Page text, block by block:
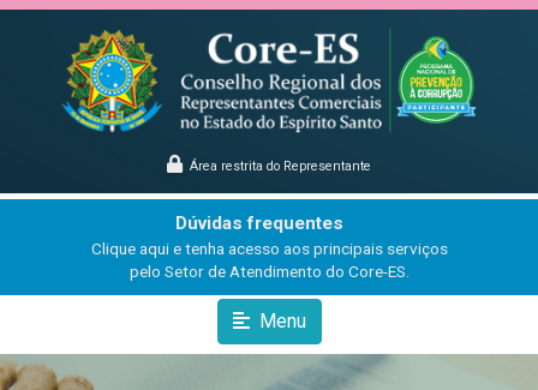
Área restrita do Representante
Dúvidas frequentes
Clique aqui e tenha acesso aos principais serviços
pelo Setor de Atendimento do Core-ES.
Menu